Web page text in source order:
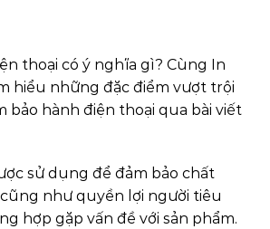
thoại có ý nghĩa gì? Cùng In
hiểu những đặc điểm vượt trội
bảo hành điện thoại qua bài viết
sử dụng để đảm bảo chất
như quyền lợi người tiêu
hợp gặp vấn đề với sản phẩm.